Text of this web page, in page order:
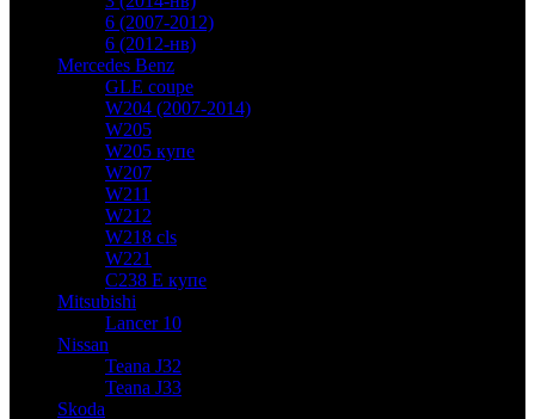
6 (2007-2012)
6 (2012-нв)
Mercedes Benz
GLE coupe
W204 (2007-2014)
W205
W205 купе
W207
W211
W212
W218 cls
W221
C238 E купе
Mitsubishi
Lancer 10
Nissan
Teana J32
Teana J33
Skoda